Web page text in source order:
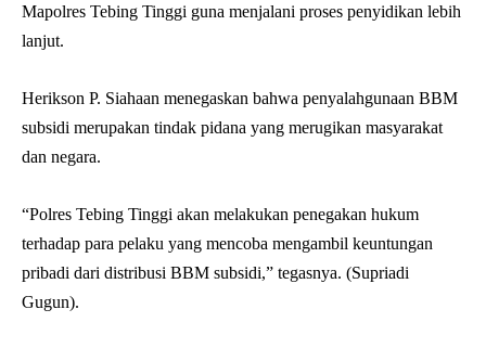
Mapolres Tebing Tinggi guna menjalani proses penyidikan lebih
lanjut.
Herikson P. Siahaan menegaskan bahwa penyalahgunaan BBM
subsidi merupakan tindak pidana yang merugikan masyarakat
dan negara.
“Polres Tebing Tinggi akan melakukan penegakan hukum
terhadap para pelaku yang mencoba mengambil keuntungan
pribadi dari distribusi BBM subsidi,” tegasnya. (Supriadi
Gugun).